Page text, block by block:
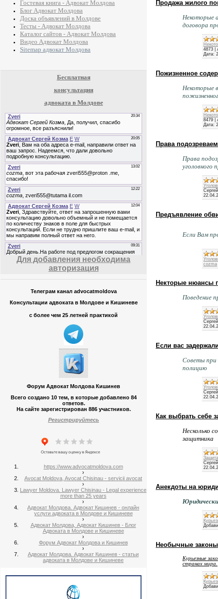
Гостевая книга - Адвокат Молдова
Блог Адвокат Молдова
Доска объявлений в Молдове
Тесты - Адвокат Молдова
Каталог сайтов - Адвокат Молдова
Видео Адвокат Молдова
Sitemap адвокат Молдова
Бесплатная
консультация
адвоката в Молдове
Для добавления необходима
авторизация
Телеграм канал advocatmoldova
Консультации адвоката в Молдове и Кишиневе
с более чем 25 летней практикой
Форум Адвокат Молдова Кишинев
Всего создано 10 тем, в которые добавлено 84
ответов.
На сайте зарегистрирован 886 участников.
Регистрируйтесь
https://www.advocatmoldova.com
›
Avocat Moldova, Avocat Chisinau - servicii avocat
›
Lawyer Moldova. Lawyer Chisinau - Legal experience
more than 25 years
›
Адвокат Молдова. Адвокат Кишинев - онлайн
услуги адвоката в Молдове и Кишиневе
›
Адвокат Молдова, Адвокат Кишинев - Блог
Адвоката в Молдове и Кишиневе
›
Форум Адвокат Молдова и Кишинев
›
Адвокат Молдова. Адвокат Кишинев - статьи
адвоката в Молдове и Кишиневе
Продажа жилого
Некоторые
договора
4873
Дата:
Пожизненное
Некоторые
8479
Дата:
Права
Права
уголовного
Предъявление
Если Вам
cozma
Некторые нюансы
Поведение
Если вас
Советы при
полицию
Как выбрать себе
Несколько
защитника
Анекдоты на
Необычные законы
Курьезные
странах мира.